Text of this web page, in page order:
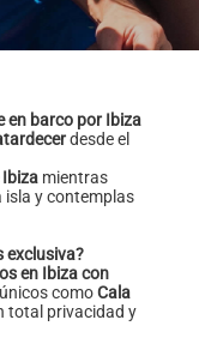
en barco por Ibiza
desde el
Ibizamientras
isla y contemplas
exclusiva?
en Ibiza con
comoCala
total privacidad y